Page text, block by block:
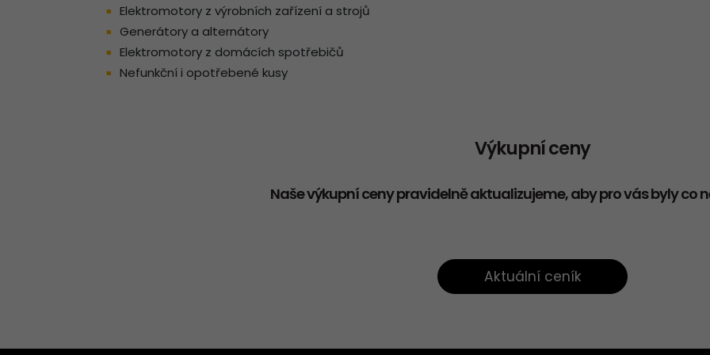
Elektromotory z výrobních zařízení a strojů
Generátory a alternátory
Elektromotory z domácích spotřebičů
Nefunkční i opotřebené kusy
Výkupní ceny
Naše výkupní ceny pravidelně aktualizujeme, aby pro vás byly co
Aktuální ceník